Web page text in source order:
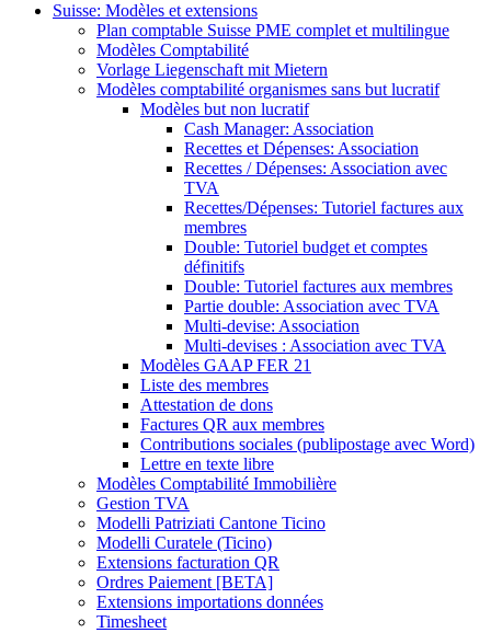
Suisse: Modèles et extensions
Plan comptable Suisse PME complet et multilingue
Modèles Comptabilité
Vorlage Liegenschaft mit Mietern
Modèles comptabilité organismes sans but lucratif
Modèles but non lucratif
Cash Manager: Association
Recettes et Dépenses: Association
Recettes / Dépenses: Association avec
TVA
Recettes/Dépenses: Tutoriel factures aux
membres
Double: Tutoriel budget et comptes
définitifs
Double: Tutoriel factures aux membres
Partie double: Association avec TVA
Multi-devise: Association
Multi-devises : Association avec TVA
Modèles GAAP FER 21
Liste des membres
Attestation de dons
Factures QR aux membres
Contributions sociales (publipostage avec Word)
Lettre en texte libre
Modèles Comptabilité Immobilière
Gestion TVA
Modelli Patriziati Cantone Ticino
Modelli Curatele (Ticino)
Extensions facturation QR
Ordres Paiement [BETA]
Extensions importations données
Timesheet